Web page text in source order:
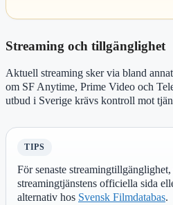
Streaming och tillgänglighet
Aktuell streaming sker via bland annat
om SF Anytime, Prime Video och
utbud i Sverige krävs kontroll mot
TIPS
För senaste
streamingtjänstens officiella sida
alternativ hos Svensk Filmdatabas.